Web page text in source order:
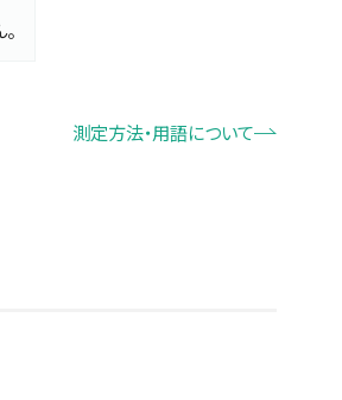
測定方法・用語について